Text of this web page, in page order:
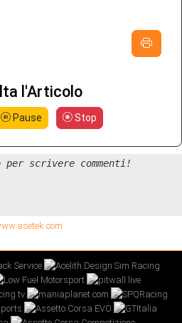
l'Articolo
Pause Stop
scrivere commenti!